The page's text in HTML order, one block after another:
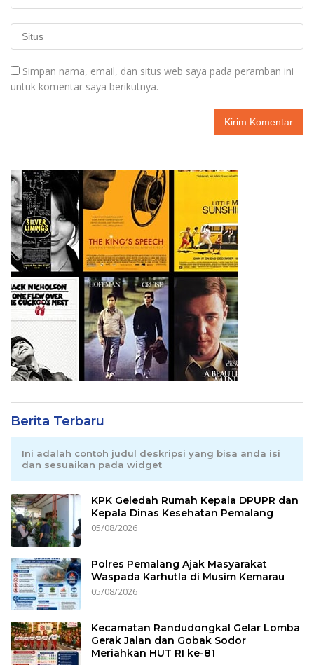
Simpan nama, email, dan situs web saya pada peramban ini
untuk komentar saya berikutnya.
Berita Terbaru
Ini adalah contoh judul deskripsi yang bisa anda isi
dan sesuaikan pada widget
KPK Geledah Rumah Kepala DPUPR dan
Kepala Dinas Kesehatan Pemalang
05/08/2026
Polres Pemalang Ajak Masyarakat
Waspada Karhutla di Musim Kemarau
05/08/2026
Kecamatan Randudongkal Gelar Lomba
Gerak Jalan dan Gobak Sodor
Meriahkan HUT RI ke-81